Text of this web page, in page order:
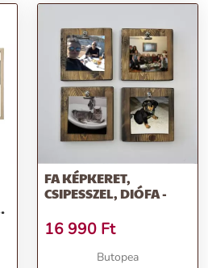
FA KÉPKERET,
CSIPESSZEL, DIÓFA -
16 990 Ft
Butopea